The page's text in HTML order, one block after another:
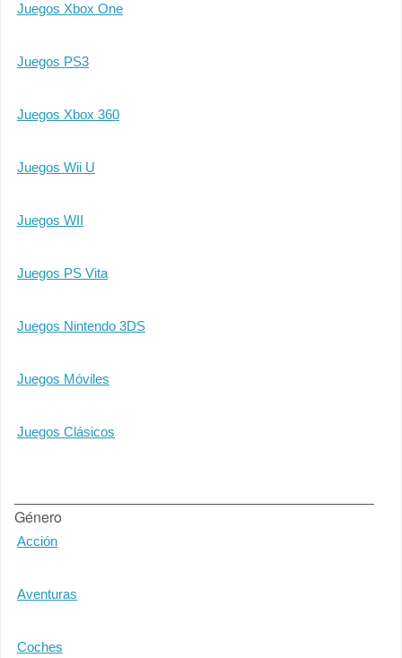
Juegos Xbox One
Juegos PS3
Juegos Xbox 360
Juegos Wii U
Juegos WII
Juegos PS Vita
Juegos Nintendo 3DS
Juegos Móviles
Juegos Clásicos
Género
Acción
Aventuras
Coches